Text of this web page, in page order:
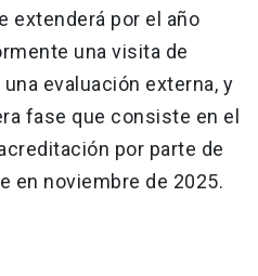
extenderá por el año
una visita de
evaluación externa, y
fase que consiste en el
por parte de
en noviembre de 2025.